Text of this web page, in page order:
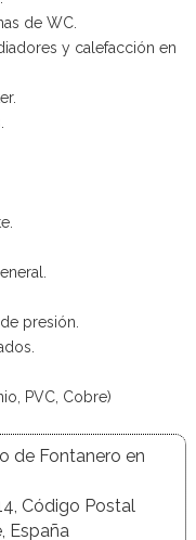
de WC.
y calefacción en
presión.
PVC, Cobre)
de Fontanero en
Código Postal
España